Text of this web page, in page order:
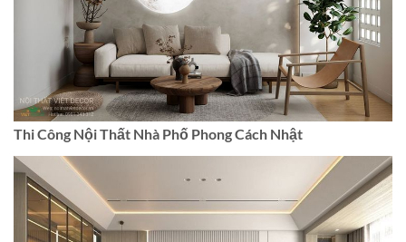
Thi Công Nội Thất Nhà Phố Phong Cách Nhật